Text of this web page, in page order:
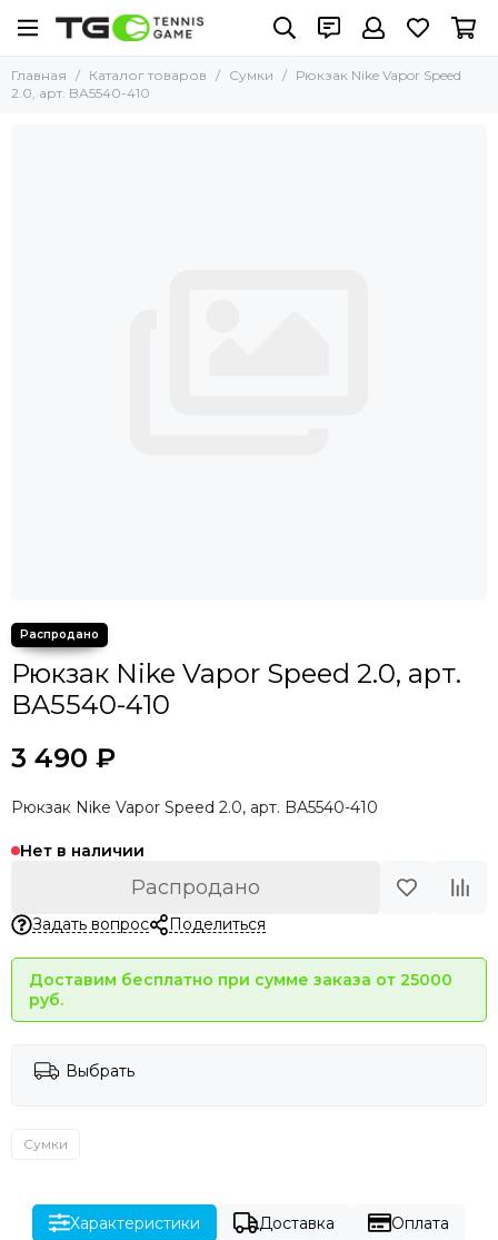
Главная Каталог товаров Сумки
Рюкзак Nike Vapor Speed
2.0, арт. BA5540-410
Рюкзак Nike Vapor Speed 2.0, арт.
BA5540-410
3 490 ₽
Рюкзак Nike Vapor Speed 2.0, арт. BA5540-410
Нет в наличии
Распродано
Задать вопрос Поделиться
Доставим бесплатно при сумме заказа от 25000
руб.
Выбрать
Сумки
Характеристики Доставка Оплата